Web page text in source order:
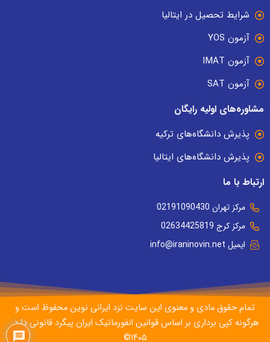
شرایط تحصیل در ایتالیا
آزمون YOS
آزمون IMAT
آزمون SAT
مشاوره‌های اولیه رایگان
پذیرش دانشگاه‌های ترکیه
پذیرش دانشگاه‌های ایتالیا
ارتباط با ما
مرکز تهران 02191090430
مرکز کرج 02634425819
ایمیل info@iraninovin.net
تمام حقوق مادی و معنوی این سایت نزد ایرانی نوین محفوظ است و
هرگونه کپی برداری بر اساس قوانین انفورماتیک ایران پیگرد قانونی دارد.
۱۴۰۵©